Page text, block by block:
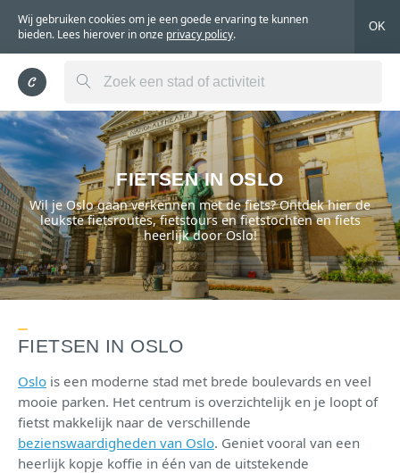
Wij gebruiken cookies om je een goede ervaring te kunnen
bieden. Lees hierover in onze privacy policy.
OK
FIETSEN IN OSLO
Wil je Oslo gaan verkennen met de fiets? Ontdek hier de
leukste fietsroutes, fietstours en fietstochten en fiets
heerlijk door Oslo!
FIETSEN IN OSLO
Oslo is een moderne stad met brede boulevards en veel
mooie parken. Het centrum is overzichtelijk en je loopt of
fietst makkelijk naar de verschillende
bezienswaardigheden van Oslo. Geniet vooral van een
heerlijk kopje koffie in één van de uitstekende